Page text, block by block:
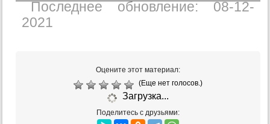
Последнее обновление: 08-12-
2021
Оцените этот материал:
(Еще нет голосов.)
Загрузка...
Поделитесь с друзьями: